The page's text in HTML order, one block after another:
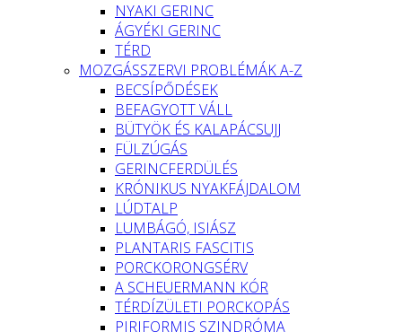
NYAKI GERINC
ÁGYÉKI GERINC
TÉRD
MOZGÁSSZERVI PROBLÉMÁK A-Z
BECSÍPŐDÉSEK
BEFAGYOTT VÁLL
BÜTYÖK ÉS KALAPÁCSUJJ
FÜLZÚGÁS
GERINCFERDÜLÉS
KRÓNIKUS NYAKFÁJDALOM
LÚDTALP
LUMBÁGÓ, ISIÁSZ
PLANTARIS FASCITIS
PORCKORONGSÉRV
A SCHEUERMANN KÓR
TÉRDÍZÜLETI PORCKOPÁS
PIRIFORMIS SZINDRÓMA